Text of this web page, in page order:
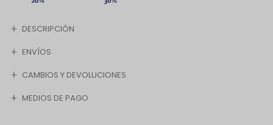
DESCRIPCIÓN
ENVÍOS
CAMBIOS Y DEVOLUCIONES
MEDIOS DE PAGO